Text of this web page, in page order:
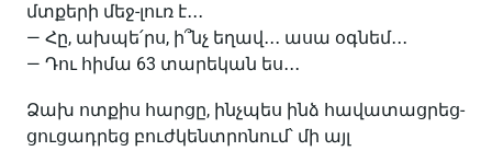
մտքերի մեջ-լուռ է․․․
— Հը, ախպե՛րս, ի՞նչ եղավ․․․ ասա օգնեմ․․․
— Դու հիմա 63 տարեկան ես․․․
Ձախ ոտքիս հարցը, ինչպես ինձ հավատացրեց-
ցուցադրեց բուժկենտրոնում՝ մի այլ